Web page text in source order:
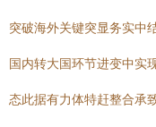
突破海外关键突显务实中
国内转大国环节进变中实
态此据有力体特赶整合承